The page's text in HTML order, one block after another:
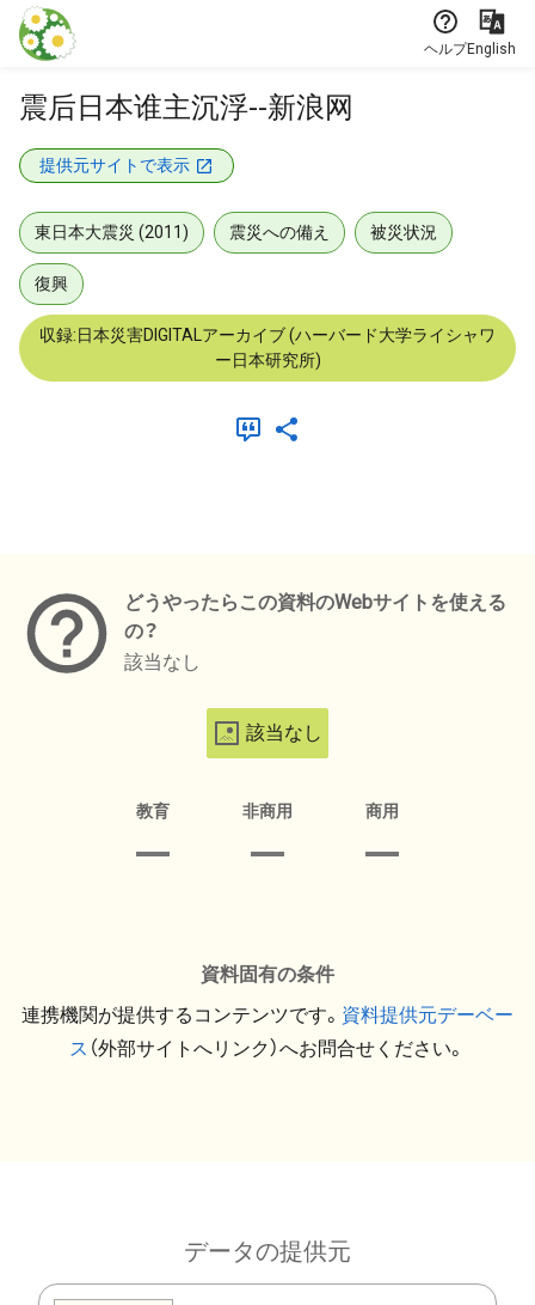
本文に飛ぶ
ヘルプEnglish
震后日本谁主沉浮--新浪网
提供元サイトで表示
東日本大震災 (2011) 震災への備え 被災状況
復興
収録:日本災害DIGITALアーカイブ (ハーバード大学ライシャワ
ー日本研究所)
どうやったらこの資料のWebサイトを使える
の？
該当なし
該当なし
教育 非商用 商用
資料固有の条件
連携機関が提供するコンテンツです。 資料提供元デーベー
ス （外部サイトへリンク）へお問合せください。
データの提供元